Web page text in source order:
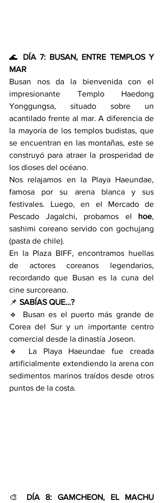
🌊 DÍA 7: BUSAN, ENTRE TEMPLOS Y
MAR
Busan nos da la bienvenida con el
impresionante Templo Haedong
Yonggungsa, situado sobre un
acantilado frente al mar. A diferencia de
la mayoría de los templos budistas, que
se encuentran en las montañas, este se
construyó para atraer la prosperidad de
los dioses del océano.
Nos relajamos en la Playa Haeundae,
famosa por su arena blanca y sus
festivales. Luego, en el Mercado de
Pescado Jagalchi, probamos el hoe,
sashimi coreano servido con gochujang
(pasta de chile).
En la Plaza BIFF, encontramos huellas
de actores coreanos legendarios,
recordando que Busan es la cuna del
cine surcoreano.
📌 SABÍAS QUE…?
🔹 Busan es el puerto más grande de
Corea del Sur y un importante centro
comercial desde la dinastía Joseon.
🔹 La Playa Haeundae fue creada
artificialmente extendiendo la arena con
sedimentos marinos traídos desde otros
puntos de la costa.
🎨 DÍA 8: GAMCHEON, EL MACHU